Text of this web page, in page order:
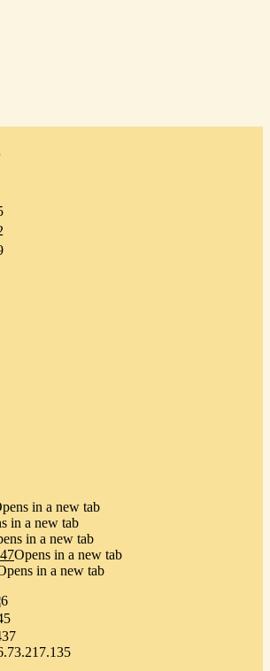
in a new tab
in a new tab
in a new tab
Opens in a new tab
in a new tab